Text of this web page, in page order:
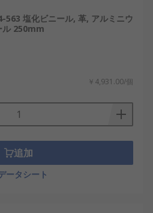
563 塩化ビニール, 革, アルミニウ
ル 250mm
￥4,931.00/個
追加
ータシート